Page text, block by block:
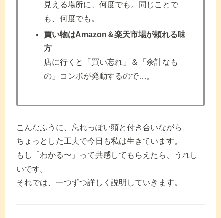
見える場所に、何度でも。同じことで
も、何度でも。
買い物はAmazon＆楽天市場が頼れる味
方
店に行くと「買い忘れ」＆「余計なも
の」コンボが発動するので…。
こんなふうに、忘れっぽい頭と付き合いながら、
ちょっとした工夫で今日も私は生きています。
もし「わかる〜」って共感してもらえたら、うれし
いです。
それでは、一つずつ詳しく説明していきます。